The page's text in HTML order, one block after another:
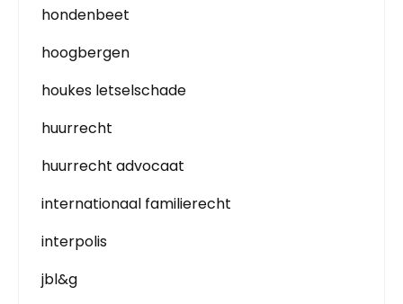
hondenbeet
hoogbergen
houkes letselschade
huurrecht
huurrecht advocaat
internationaal familierecht
interpolis
jbl&g